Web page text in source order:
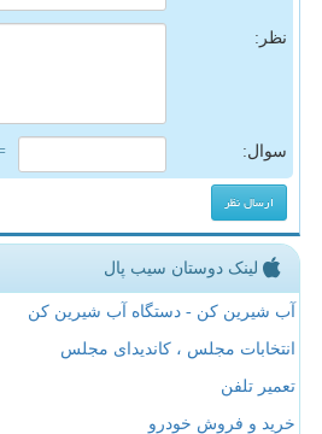
نظر:
سوال: = ۲
لینک دوستان سیب پال
آب شیرین کن - دستگاه آب شیرین کن
انتخابات مجلس ، کاندیدای مجلس
تعمیر تلفن
خرید و فروش خودرو